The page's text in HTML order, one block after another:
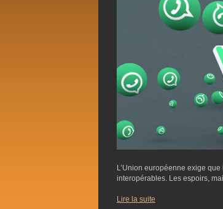
L’Union européenne exige
interopérables. Les espoirs,
Lire la suite